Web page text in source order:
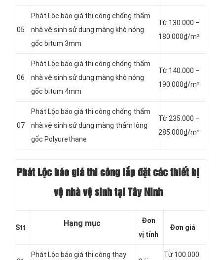
05
Phát Lộc báo giá thi công chống thấm
nhà vệ sinh sử dụng màng khò nóng
gốc bitum 3mm
Từ 130.000 –
180.000₫/m²
06
Phát Lộc báo giá thi công chống thấm
nhà vệ sinh sử dụng màng khò nóng
gốc bitum 4mm
Từ 140.000 –
190.000₫/m²
07
Phát Lộc báo giá thi công chống thấm
nhà vệ sinh sử dụng màng thấm lỏng
gốc Polyurethane
Từ 235.000 –
285.000₫/m²
Phát Lộc báo giá thi công lắp đặt các thiết bị
vệ nhà vệ sinh tại Tây Ninh
Stt Hạng mục
Đơn
vị tính
Đơn giá
Phát Lộc báo giá thi công thay
Từ 100.000